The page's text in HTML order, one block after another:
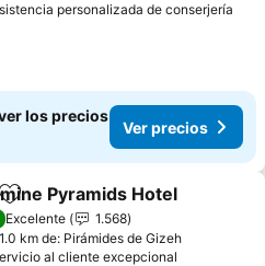
personalizada de conserjería
los precios
Ver precios
Añadir a favoritos
Pyramids Hotel
Excelente
1.568
km de: Pirámides de Gizeh
al cliente excepcional